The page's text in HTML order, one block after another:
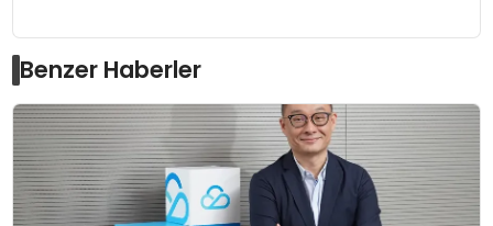
Benzer Haberler